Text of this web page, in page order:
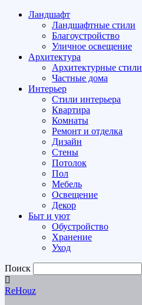
Ландшафт
Ландшафтные стили
Благоустройство
Уличное освещение
Архитектура
Архитектурные стили
Частные дома
Интерьер
Стили интерьера
Квартира
Комнаты
Ремонт и отделка
Дизайн
Стены
Потолок
Пол
Мебель
Освещение
Декор
Быт и уют
Обустройство
Хранение
Уход
Поиск
ReHouz